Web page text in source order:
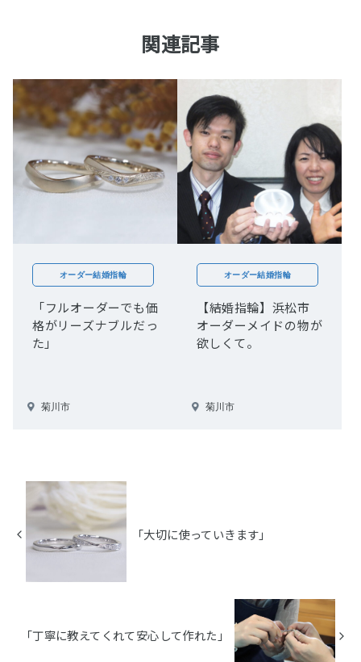
関連記事
オーダー結婚指輪
「フルオーダーでも価
格がリーズナブルだっ
た」
菊川市
オーダー結婚指輪
【結婚指輪】浜松市
オーダーメイドの物が
欲しくて。
菊川市
「大切に使っていきます」
「丁寧に教えてくれて安心して作れた」